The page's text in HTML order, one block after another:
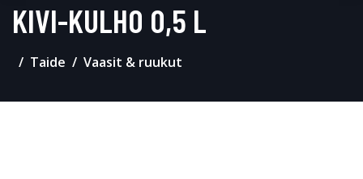
KIVI-KULHO 0,5 L
Taide Vaasit & ruukut